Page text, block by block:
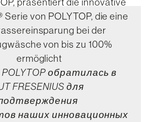
обратилась в
FRESENIUS для
наших инновационных